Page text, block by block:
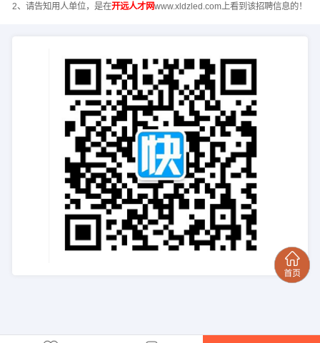
2、请告知用人单位，是在开远人才网www.xldzled.com上看到该招聘信息的！